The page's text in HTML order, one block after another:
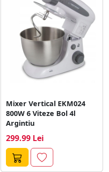
Mixer Vertical EKM024
800W 6 Viteze Bol 4l
Argintiu
299.99 Lei